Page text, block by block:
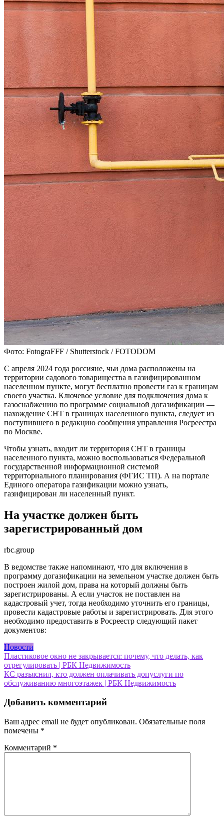
Фото: FotograFFF / Shutterstock / FOTODOM
С апреля 2024 года россияне, чьи дома расположены на
территории садового товарищества в газифицированном
населенном пункте, могут бесплатно провести газ к границам
своего участка. Ключевое условие для подключения дома к
газоснабжению по программе социальной догазификации —
нахождение СНТ в границах населенного пункта, следует из
поступившего в редакцию сообщения управления Росреестра
по Москве.
Чтобы узнать, входит ли территория СНТ в границы
населенного пункта, можно воспользоваться Федеральной
государственной информационной системой
территориального планирования (ФГИС ТП). А на портале
Единого оператора газификации можно узнать,
газифицирован ли населенный пункт.
На участке должен быть
зарегистрированный дом
rbc.group
В ведомстве также напоминают, что для включения в
программу догазификации на земельном участке должен быть
построен жилой дом, права на который должны быть
зарегистрированы. А если участок не поставлен на
кадастровый учет, тогда необходимо уточнить его границы,
провести кадастровые работы и зарегистрировать. Для этого
необходимо предоставить в Росреестр следующий пакет
документов:
Новости
Навигация
по
записям
Пластиковое окно не закрывается: почему, что делать, как
отрегулировать | РБК Недвижимость
КС разъяснил, кто должен оплачивать допуслуги по
обслуживанию многоэтажек | РБК Недвижимость
Добавить комментарий
Ваш адрес email не будет опубликован. Обязательные поля
помечены *
Комментарий *